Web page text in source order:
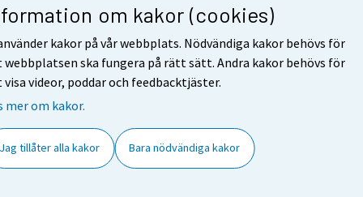
om kakor (cookies)
kakor på vår webbplats. Nödvändiga kakor behövs för
ska fungera på rätt sätt. Andra kakor behövs för
videor, poddar och feedbacktjäster.
mer om kakor.
tillåter alla kakor Bara nödvändiga kakor